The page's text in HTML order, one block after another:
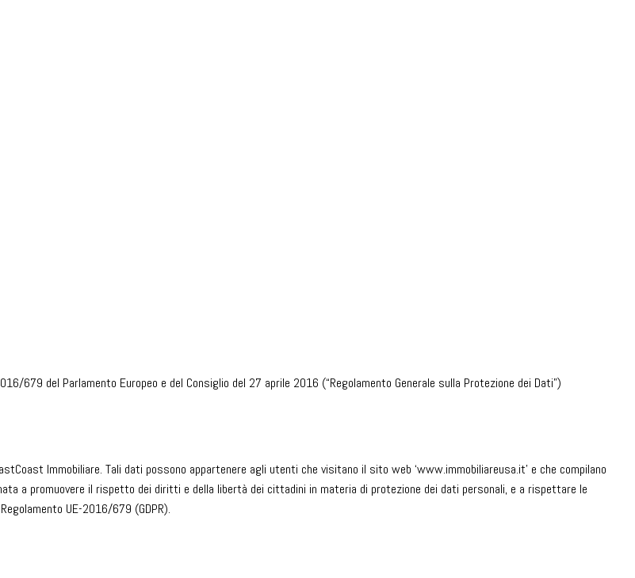
679 del Parlamento Europeo e del Consiglio del 27 aprile 2016 (“Regolamento Generale sulla Protezione dei Dati”)
Immobiliare. Tali dati possono appartenere agli utenti che visitano il sito web ‘www.immobiliareusa.it’ e che compilano
a promuovere il rispetto dei diritti e della libertà dei cittadini in materia di protezione dei dati personali, e a rispettare le
UE-2016/679 (GDPR).